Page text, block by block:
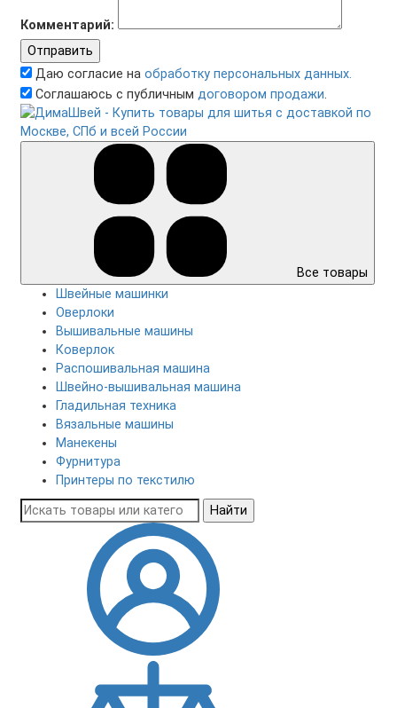
Комментарий:
Отправить
Даю согласие на обработку персональных данных.
Соглашаюсь с публичным договором продажи.
Все товары
Швейные машинки
Оверлоки
Вышивальные машины
Коверлок
Распошивальная машина
Швейно-вышивальная машина
Гладильная техника
Вязальные машины
Манекены
Фурнитура
Принтеры по текстилю
Найти